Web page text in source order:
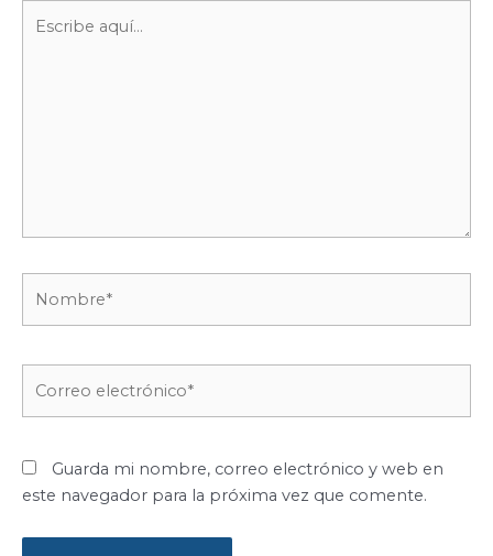
aquí...
electrónico*
Guarda mi nombre, correo electrónico y web en
este navegador para la próxima vez que comente.